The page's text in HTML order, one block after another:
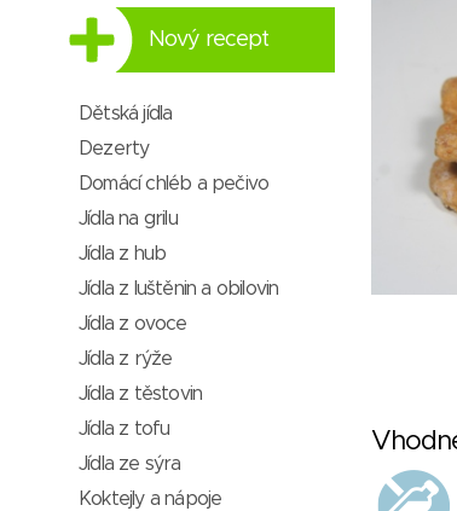
Nový recept
Dětská jídla
Dezerty
Domácí chléb a pečivo
Jídla na grilu
Jídla z hub
Jídla z luštěnin a obilovin
Jídla z ovoce
Jídla z rýže
Jídla z těstovin
Jídla z tofu
Jídla ze sýra
Koktejly a nápoje